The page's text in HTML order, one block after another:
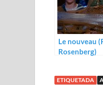
Le nouveau
Rosenberg)
ETIQUETADA